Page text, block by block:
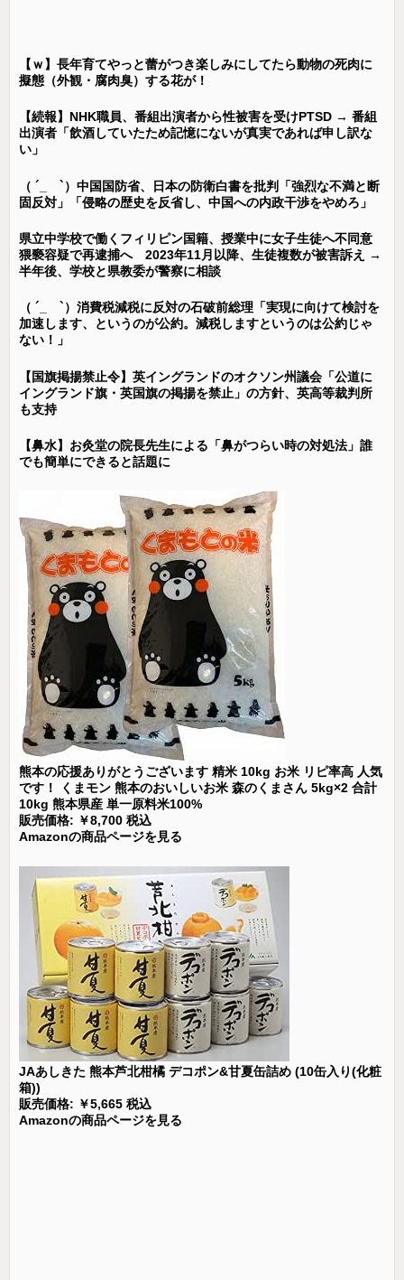
【ｗ】長年育てやっと蕾がつき楽しみにしてたら動物の死肉に
擬態（外観・腐肉臭）する花が！
【続報】NHK職員、番組出演者から性被害を受けPTSD → 番組
出演者「飲酒していたため記憶にないが真実であれば申し訳な
い」
（ ´_ゝ`）中国国防省、日本の防衛白書を批判「強烈な不満と断
固反対」「侵略の歴史を反省し、中国への内政干渉をやめろ」
県立中学校で働くフィリピン国籍、授業中に女子生徒へ不同意
猥褻容疑で再逮捕へ 2023年11月以降、生徒複数が被害訴え →
半年後、学校と県教委が警察に相談
（ ´_ゝ`）消費税減税に反対の石破前総理「実現に向けて検討を
加速します、というのが公約。減税しますというのは公約じゃ
ない！」
【国旗掲揚禁止令】英イングランドのオクソン州議会「公道に
イングランド旗・英国旗の掲揚を禁止」の方針、英高等裁判所
も支持
【鼻水】お灸堂の院長先生による「鼻がつらい時の対処法」誰
でも簡単にできると話題に
熊本の応援ありがとうございます 精米 10kg お米 リピ率高 人気
です！ くまモン 熊本のおいしいお米 森のくまさん 5kg×2 合計
10kg 熊本県産 単一原料米100%
販売価格: ￥8,700 税込
Amazonの商品ページを見る
JAあしきた 熊本芦北柑橘 デコポン&甘夏缶詰め (10缶入り(化粧
箱))
販売価格: ￥5,665 税込
Amazonの商品ページを見る